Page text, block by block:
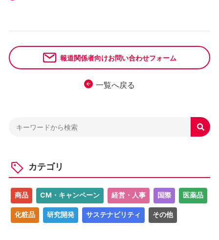
一覧へ戻る
報道関係者向けお問い合わせフォーム

カテゴリ
商品 CM・キャンペーン 経営・人事 国際 医薬品
化粧品 研究開発 サステナビリティ その他